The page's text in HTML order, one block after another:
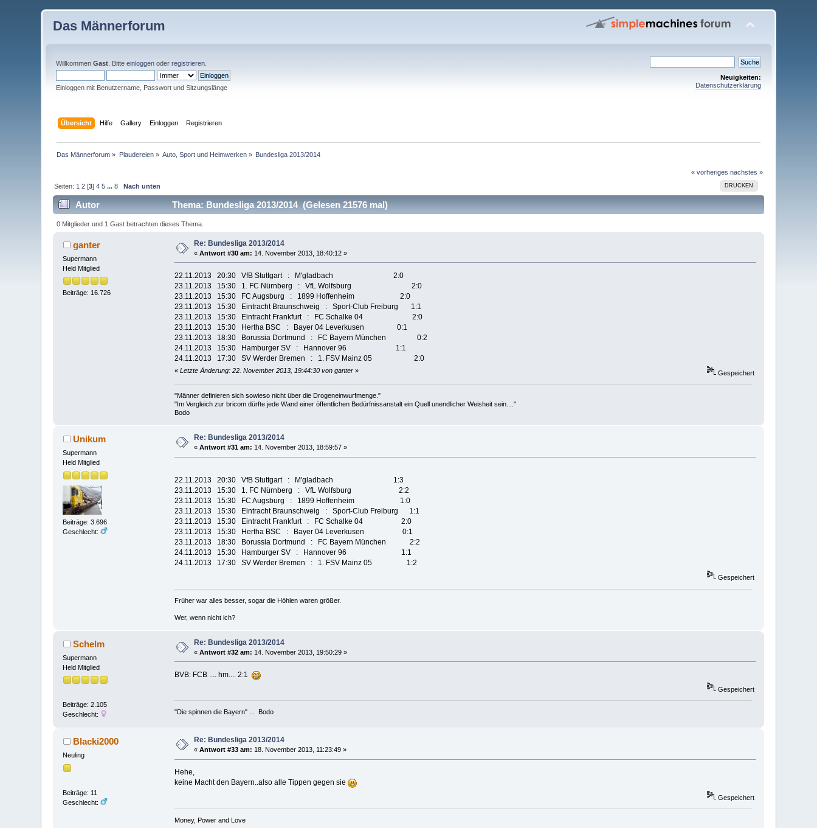
Das Männerforum
WillkommenGast . Bitteeinloggen oderregistrieren
Einloggen mit Benutzername, Passwort und Sitzungslänge
Neuigkeiten:
Datenschutzerklärung
Übersicht Hilfe Gallery Einloggen Registrieren
Das Männerforum » Plaudereien» Auto, Sport und Heimwerken » Bundesliga 2013/2014
« vorheriges nächstes »
DRUCKEN
Seiten: 1 2 [3]4 5 ...8 Nach unten
Autor Thema: Bundesliga 2013/2014 (Gelesen 21576 mal)
0 Mitglieder und 1 Gast betrachten dieses Thema.
ganter
Supermann
Held Mitglied
Beiträge: 16.726
Re: Bundesliga 2013/2014
«Antwort #30 am: 14. November 2013, 18:40:12 »
22.11.2013 20:30 VfB Stuttgart : M'gladbach 2:0
23.11.2013 15:30 1. FC Nürnberg : VfL Wolfsburg 2:0
23.11.2013 15:30 FC Augsburg : 1899 Hoffenheim 2:0
23.11.2013 15:30 Eintracht Braunschweig : Sport-Club Freiburg 1:1
23.11.2013 15:30 Eintracht Frankfurt : FC Schalke 04 2:0
23.11.2013 15:30 Hertha BSC : Bayer 04 Leverkusen 0:1
23.11.2013 18:30 Borussia Dortmund : FC Bayern München 0:2
24.11.2013 15:30 Hamburger SV : Hannover 96 1:1
24.11.2013 17:30 SV Werder Bremen : 1. FSV Mainz 05 2:0
« Letzte Änderung: 22. November 2013, 19:44:30 von ganter» Gespeichert
"Männer definieren sich sowieso nicht über die Drogeneinwurfmenge."
"Im Vergleich zur bricom dürfte jede Wand einer öffentlichen Bedürfnissanstalt ein Quell unendlicher Weisheit sein...."
Bodo
Unikum
Supermann
Held Mitglied
Beiträge: 3.696
Geschlecht:
Re: Bundesliga 2013/2014
«Antwort #31 am: 14. November 2013, 18:59:57 »
22.11.2013 20:30 VfB Stuttgart : M'gladbach 1:3
23.11.2013 15:30 1. FC Nürnberg : VfL Wolfsburg 2:2
23.11.2013 15:30 FC Augsburg : 1899 Hoffenheim 1:0
23.11.2013 15:30 Eintracht Braunschweig : Sport-Club Freiburg 1:1
23.11.2013 15:30 Eintracht Frankfurt : FC Schalke 04 2:0
23.11.2013 15:30 Hertha BSC : Bayer 04 Leverkusen 0:1
23.11.2013 18:30 Borussia Dortmund : FC Bayern München 2:2
24.11.2013 15:30 Hamburger SV : Hannover 96 1:1
24.11.2013 17:30 SV Werder Bremen : 1. FSV Mainz 05 1:2
Gespeichert
Früher war alles besser, sogar die Höhlen waren größer.
Wer, wenn nicht ich?
Schelm
Supermann
Held Mitglied
Beiträge: 2.105
Geschlecht:
Re: Bundesliga 2013/2014
«Antwort #32 am: 14. November 2013, 19:50:29 »
BVB: FCB .... hm.... 2:1
Gespeichert
"Die spinnen die Bayern" ... Bodo
Blacki2000
Neuling
Beiträge: 11
Geschlecht:
Re: Bundesliga 2013/2014
«Antwort #33 am: 18. November 2013, 11:23:49 »
Hehe,
keine Macht den Bayern..also alle Tippen gegen sie
Gespeichert
Money, Power and Love